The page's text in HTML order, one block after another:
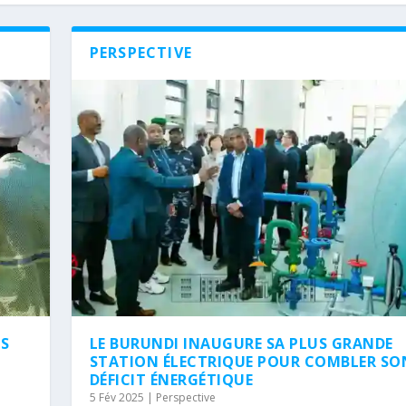
PERSPECTIVE
LE BURUNDI INAUGURE SA PLUS GRANDE
STATION ÉLECTRIQUE POUR COMBLER
DÉFICIT ÉNERGÉTIQUE
5 Fév 2025 | Perspective